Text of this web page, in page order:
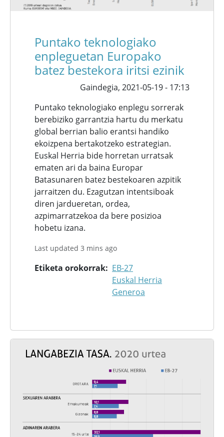
Puntako teknologiako
enpleguetan Europako
batez bestekora iritsi ezinik
Gaindegia, 2021-05-19 - 17:13
Puntako teknologiako enplegu sorrerak
berebiziko garrantzia hartu du merkatu
global berrian balio erantsi handiko
ekoizpena bertakotzeko estrategian.
Euskal Herria bide horretan urratsak
ematen ari da baina Europar
Batasunaren batez bestekoaren azpitik
jarraitzen du. Ezagutzan intentsiboak
diren jardueretan, ordea,
azpimarratzekoa da bere posizioa
hobetu izana.
Last updated 3 mins ago
Etiketa orokorrak
EB-27
Euskal Herria
Generoa